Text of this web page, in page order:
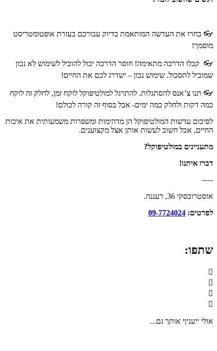
👓 בחרו את העדשה המותאמת בדיוק עבורכם בעזרת אופטומטריסט
מוסמך!
👓 קבלו הדרכה מתאימה! חוסר הדרכה יכול להוביל לשימוש לא נכון
שמוביל לתסכול. שימוש נכון – ישדרג לכם את החיים!
👓 תנו צ’אנס להסתגלות. להתרגל למולטיפוקל לוקח זמן, לחלק זה לוקח
כמה דקות ולחלק כמה ימים- אבל בסוף זה קורה לכולם!
לסיכום עדשות המולטיפוקל הן מדהימות ומשפרות משמעותית את איכות
החיים, אבל חשוב לעשות אותן אצל מקצוענים.
מתעניינים במולטיפוקל?
דברו איתנו!
—–
אוסטרובסקי 36, רעננה.
לפרטים: 09-7724024
שתפו:
אולי ייעניןי אותך גם...